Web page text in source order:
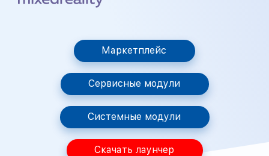
Маркетплейс
Сервисные модули
Системные модули
Скачать лаунчер